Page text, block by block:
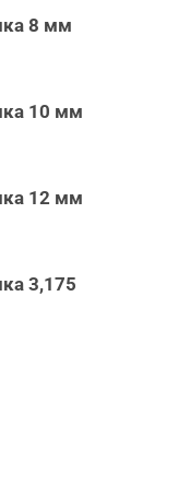
8 мм
10 мм
12 мм
3,175